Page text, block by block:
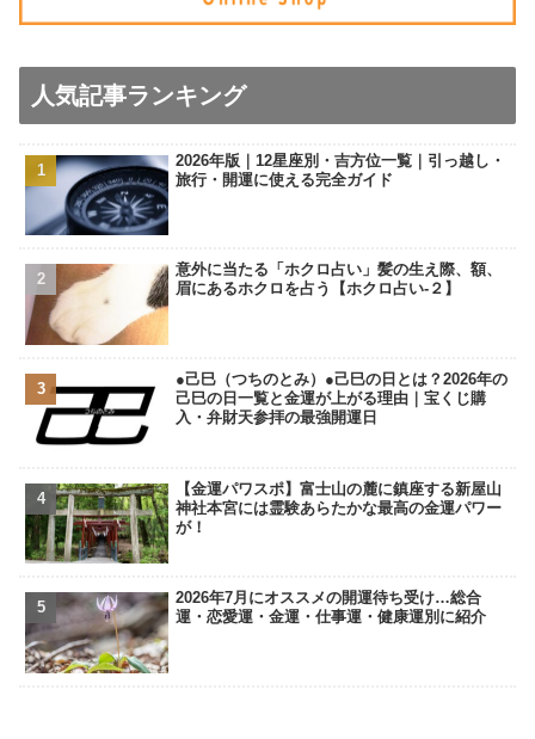
人気記事ランキング
2026年版｜12星座別・吉方位一覧｜引っ越し・
旅行・開運に使える完全ガイド
意外に当たる「ホクロ占い」髪の生え際、額、
眉にあるホクロを占う【ホクロ占い‐２】
●己巳（つちのとみ）●己巳の日とは？2026年の
己巳の日一覧と金運が上がる理由｜宝くじ購
入・弁財天参拝の最強開運日
【金運パワスポ】富士山の麓に鎮座する新屋山
神社本宮には霊験あらたかな最高の金運パワー
が！
2026年7月にオススメの開運待ち受け…総合
運・恋愛運・金運・仕事運・健康運別に紹介